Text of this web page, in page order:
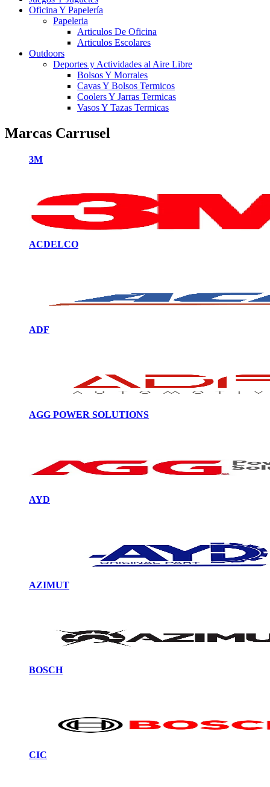
Oficina Y Papelería
Papeleria
Articulos De Oficina
Articulos Escolares
Outdoors
Deportes y Actividades al Aire Libre
Bolsos Y Morrales
Cavas Y Bolsos Termicos
Coolers Y Jarras Termicas
Vasos Y Tazas Termicas
Marcas Carrusel
3M
ACDELCO
ADF
AGG POWER SOLUTIONS
AYD
AZIMUT
BOSCH
CIC